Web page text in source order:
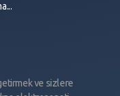
ve sizlere